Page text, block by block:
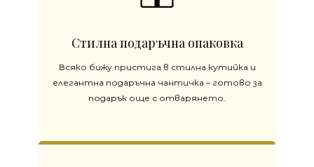
Стилна подаръчна опаковка
Всяко бижу пристига в стилна кутийка и
елегантна подаръчна чантичка – готово за
подарък още с отварянето.